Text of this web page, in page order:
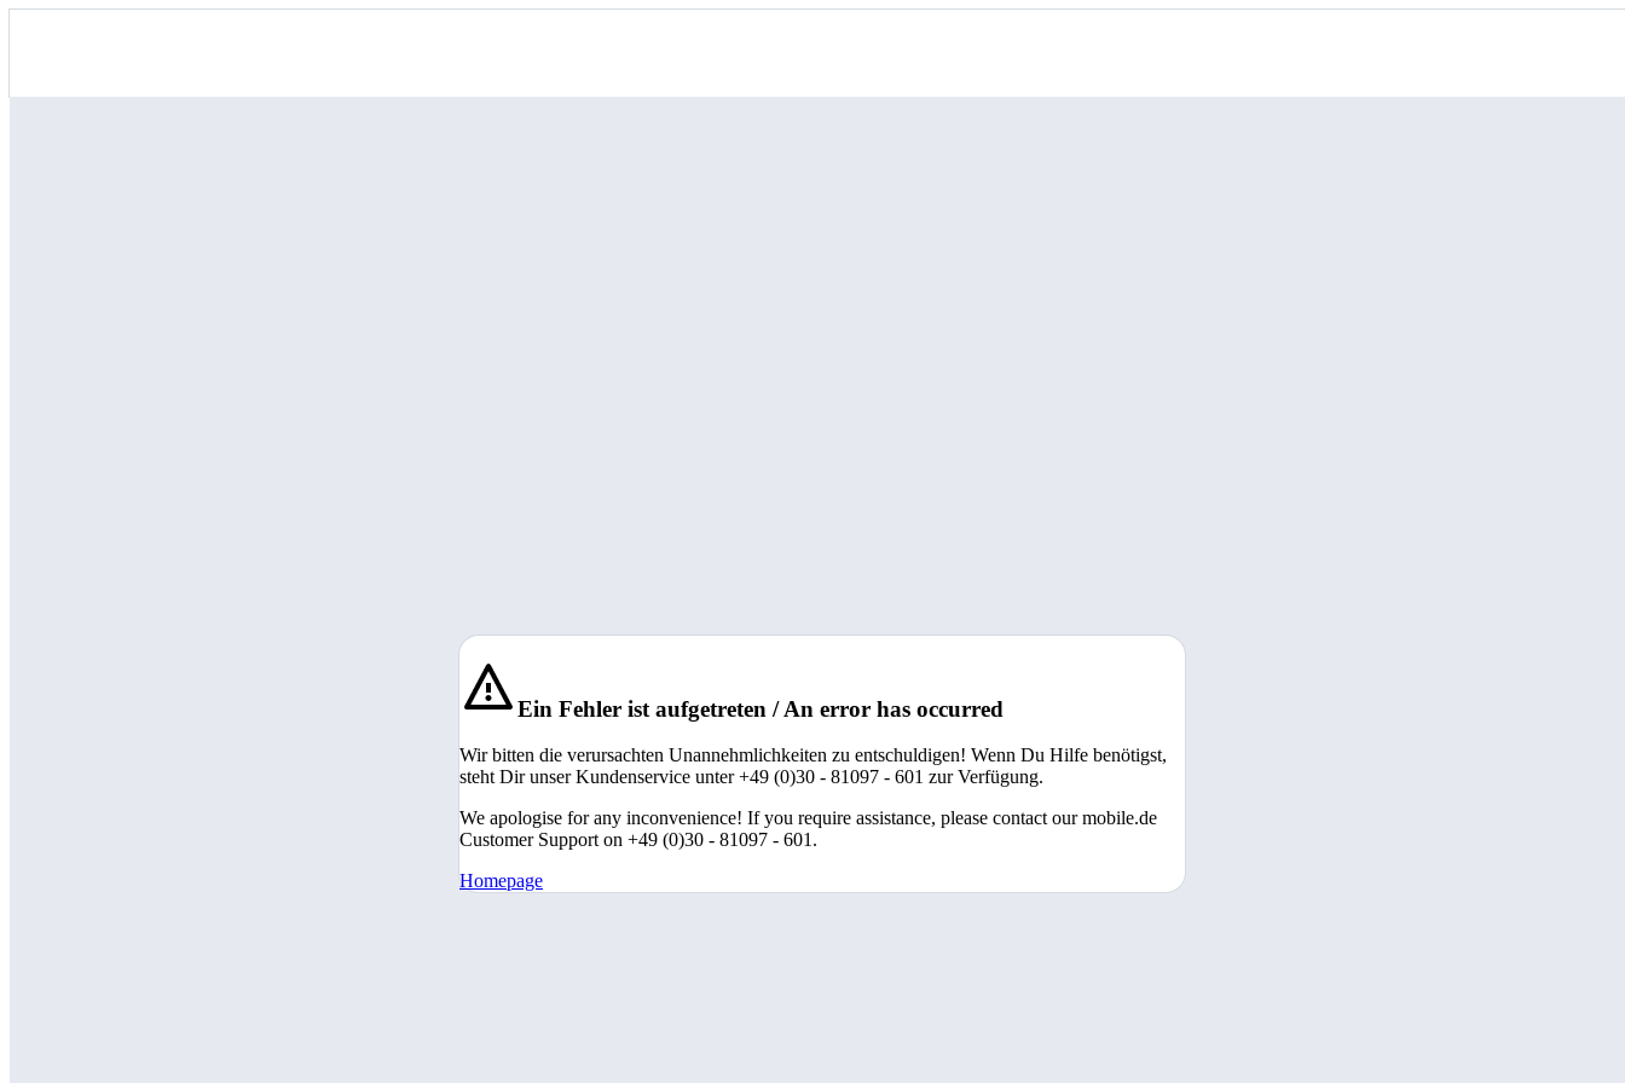
Ein Fehler ist aufgetreten / An error has occurred
Wir bitten die verursachten Unannehmlichkeiten zu entschuldigen! Wenn Du Hilfe benötigst,
steht Dir unser Kundenservice unter +49 (0)30 - 81097 - 601 zur Verfügung.
We apologise for any inconvenience! If you require assistance, please contact our mobile.de
Customer Support on +49 (0)30 - 81097 - 601.
Homepage